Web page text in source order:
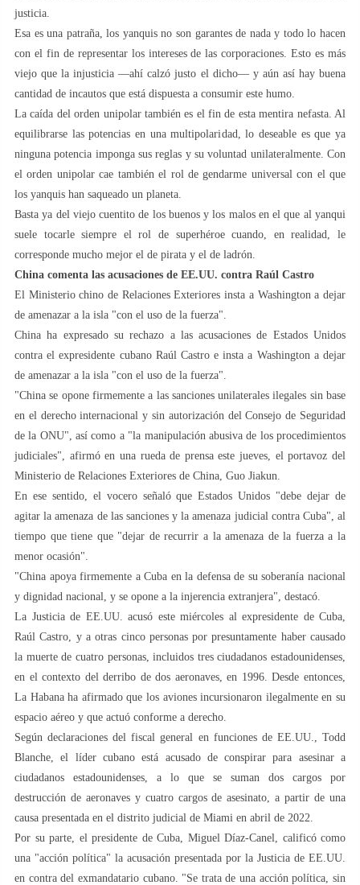
justicia.
Esa es una patraña, los yanquis no son garantes de nada y todo lo hacen
con el fin de representar los intereses de las corporaciones. Esto es más
viejo que la injusticia —ahí calzó justo el dicho— y aún así hay buena
cantidad de incautos que está dispuesta a consumir este humo.
La caída del orden unipolar también es el fin de esta mentira nefasta. Al
equilibrarse las potencias en una multipolaridad, lo deseable es que ya
ninguna potencia imponga sus reglas y su voluntad unilateralmente. Con
el orden unipolar cae también el rol de gendarme universal con el que
los yanquis han saqueado un planeta.
Basta ya del viejo cuentito de los buenos y los malos en el que al yanqui
suele tocarle siempre el rol de superhéroe cuando, en realidad, le
corresponde mucho mejor el de pirata y el de ladrón.
China comenta las acusaciones de EE.UU. contra Raúl Castro
El Ministerio chino de Relaciones Exteriores insta a Washington a dejar
de amenazar a la isla "con el uso de la fuerza".
China ha expresado su rechazo a las acusaciones de Estados Unidos
contra el expresidente cubano Raúl Castro e insta a Washington a dejar
de amenazar a la isla "con el uso de la fuerza".
"China se opone firmemente a las sanciones unilaterales ilegales sin base
en el derecho internacional y sin autorización del Consejo de Seguridad
de la ONU", así como a "la manipulación abusiva de los procedimientos
judiciales", afirmó en una rueda de prensa este jueves, el portavoz del
Ministerio de Relaciones Exteriores de China, Guo Jiakun.
En ese sentido, el vocero señaló que Estados Unidos "debe dejar de
agitar la amenaza de las sanciones y la amenaza judicial contra Cuba", al
tiempo que tiene que "dejar de recurrir a la amenaza de la fuerza a la
menor ocasión".
"China apoya firmemente a Cuba en la defensa de su soberanía nacional
y dignidad nacional, y se opone a la injerencia extranjera", destacó.
La Justicia de EE.UU. acusó este miércoles al expresidente de Cuba,
Raúl Castro, y a otras cinco personas por presuntamente haber causado
la muerte de cuatro personas, incluidos tres ciudadanos estadounidenses,
en el contexto del derribo de dos aeronaves, en 1996. Desde entonces,
La Habana ha afirmado que los aviones incursionaron ilegalmente en su
espacio aéreo y que actuó conforme a derecho.
Según declaraciones del fiscal general en funciones de EE.UU., Todd
Blanche, el líder cubano está acusado de conspirar para asesinar a
ciudadanos estadounidenses, a lo que se suman dos cargos por
destrucción de aeronaves y cuatro cargos de asesinato, a partir de una
causa presentada en el distrito judicial de Miami en abril de 2022.
Por su parte, el presidente de Cuba, Miguel Díaz-Canel, calificó como
una "acción política" la acusación presentada por la Justicia de EE.UU.
en contra del exmandatario cubano. "Se trata de una acción política, sin